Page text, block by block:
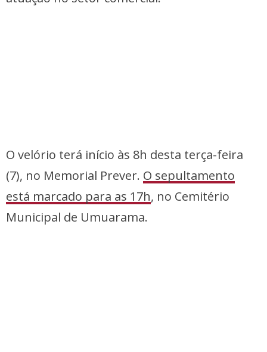
O velório terá início às 8h desta terça-feira
(7), no Memorial Prever. O sepultamento
está marcado para as 17h, no Cemitério
Municipal de Umuarama.